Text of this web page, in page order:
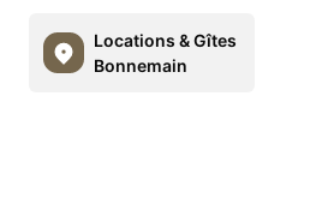
Locations & Gîtes
Bonnemain